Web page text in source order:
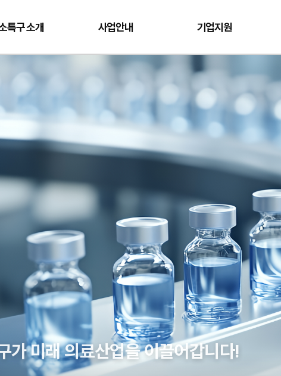
특구 소개 사업안내 기업지원
가미래 의료산업을 이끌어갑니다!